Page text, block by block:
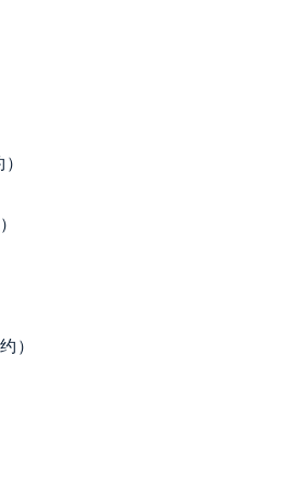
格拉苏蒂售后服务中心（需提前预约）
室格拉苏蒂售后服务中心（北京总部
中心（需提前预约）
（需提前预约）
提前预约）
心（需提前预约）
（需提前预约）
口格拉苏蒂售后服务中心（需提前预
）